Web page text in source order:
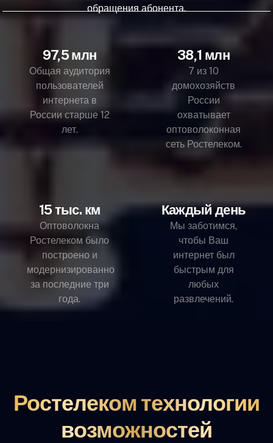
обращения абонента.
97,5 млн
Общая аудитория
пользователей
интернета в
России старше 12
лет.
38,1 млн
7 из 10
домохозяйств
России
охватывает
оптоволоконная
сеть Ростелеком.
15 тыс. км
Оптоволокна
Ростелеком было
построено и
модернизированно
за последние три
года.
Каждый день
Мы заботимся,
чтобы Ваш
интернет был
быстрым для
любых
развлечений.
Ростелеком технологии
возможностей